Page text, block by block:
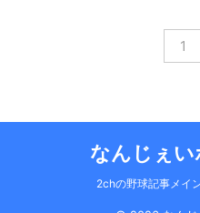
1
なんじぇい
2chの野球記事メイ